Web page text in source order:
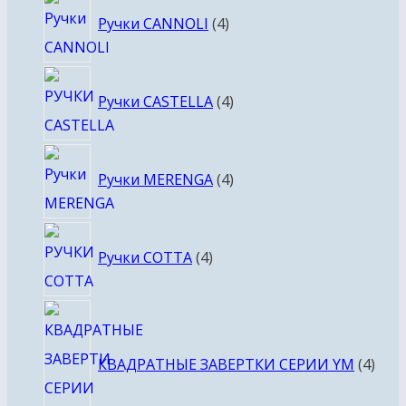
Ручки CANNOLI 4товара
Ручки CASTELLA 4товара
Ручки MERENGA 4товара
Ручки COTTA 4товара
КВАДРАТНЫЕ ЗАВЕРТКИ СЕРИИ YM 4